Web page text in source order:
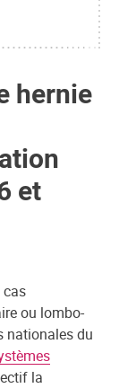
hernie
et
cas
ou lombo-
nationales du
la